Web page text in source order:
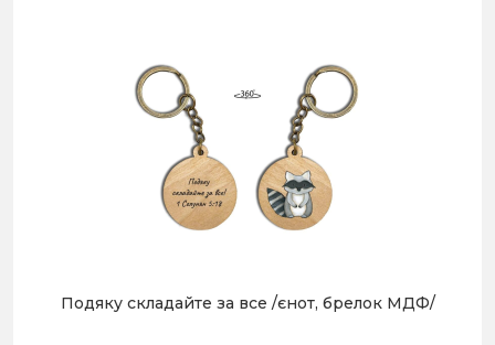
Подяку складайте за все /єнот, брелок МДФ/